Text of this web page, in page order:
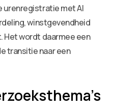
met AI
winstgevendheid
Het wordt daarmee een
transitie naar een